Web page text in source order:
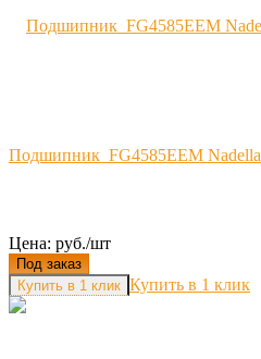
Подшипник FG4585EEM Nadella
Цена: руб./шт
Под заказ
Купить в 1 клик